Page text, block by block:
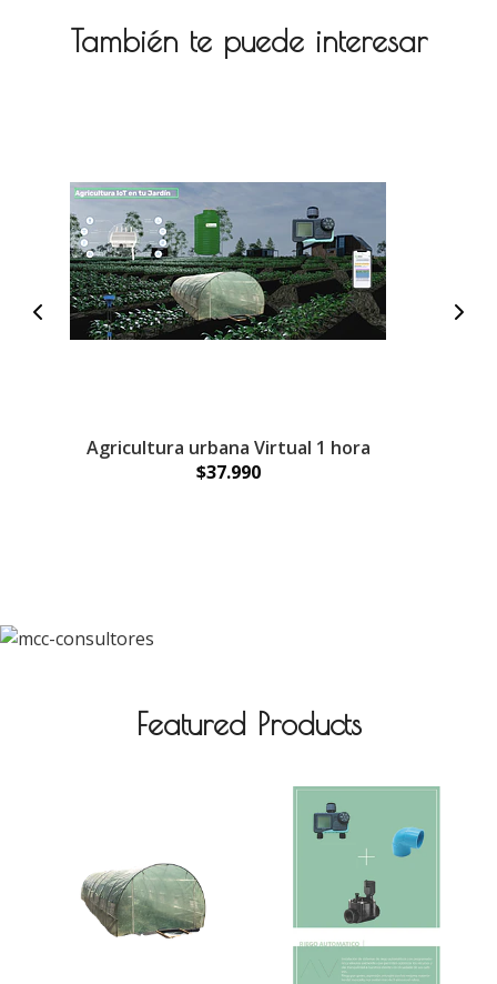
También te puede interesar
Agricultura urbana Virtual 1 hora
$37.990
Featured Products